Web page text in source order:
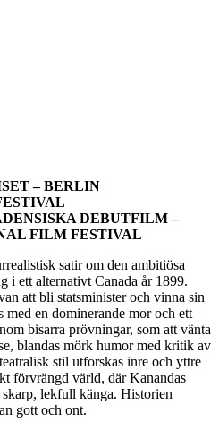
– BERLIN
DEBUTFILM –
FILM FESTIVAL
satir om den ambitiösa
i ett alternativt Canada år 1899.
att bli statsminister och vinna sin
en dominerande mor och ett
bisarra prövningar, som att vänta
blandas mörk humor med kritik av
stil utforskas inre och yttre
förvrängd värld, där Kanandas
lekfull känga. Historien
gott och ont.